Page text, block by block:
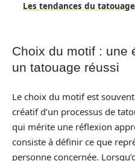
Les tendances du
Choix du motif : une
un tatouage réussi
Le choix du motif est
créatif d’un processus de
qui mérite une réflexion
consiste à définir ce que
personne concernée.